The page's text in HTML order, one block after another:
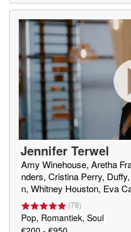
Jennifer Terwel
Amy Winehouse, Aretha
nders, Cristina Perry,
n, Whitney Houston, Eva
rijntje Oosterhuis, Glennis
per, Ed Sheeran
(78)
Pop, Romantiek, Soul